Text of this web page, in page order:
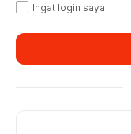
Ingat login saya